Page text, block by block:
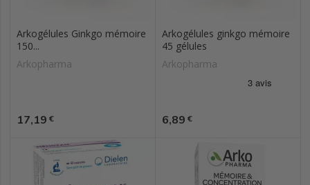
Arkogélules Ginkgo mémoire
150...
Arkopharma
Prix
17,19 €
Arkogélules ginkgo mémoire
45 gélules
Arkopharma
Prix
6,89 €